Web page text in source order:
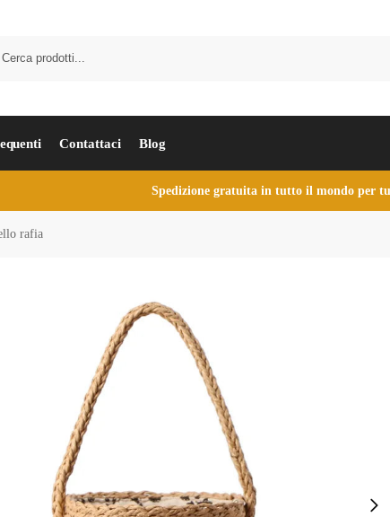
Contattaci Blog
Spedizione gratuita in tutto il mondo per
rafia